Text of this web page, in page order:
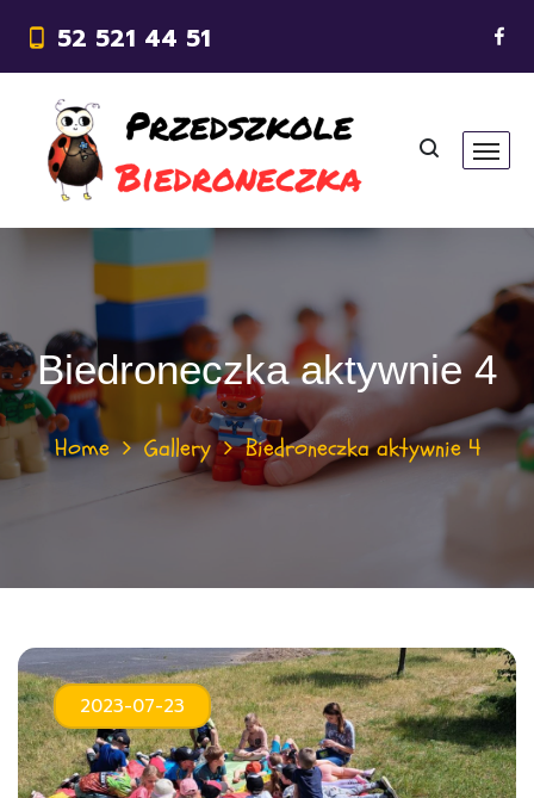
52 521 44 51
Biedroneczka aktywnie 4
Home Gallery Biedroneczka aktywnie 4
2023-07-23